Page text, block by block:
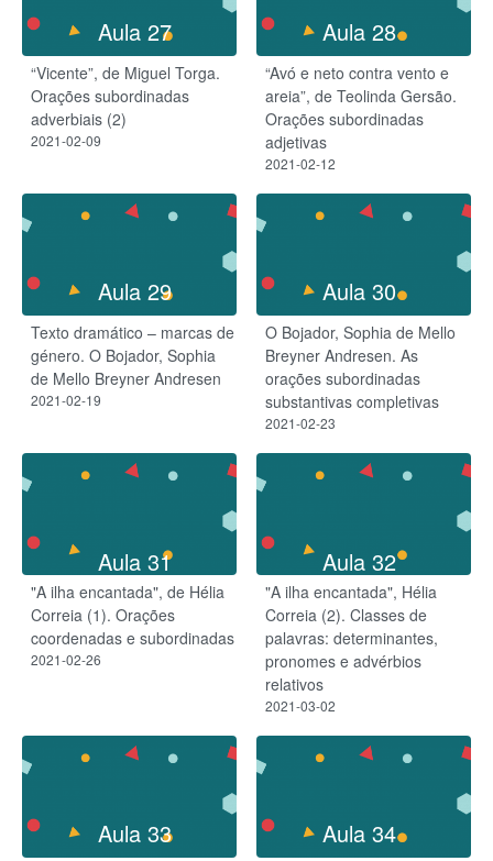
Aula 27
“Vicente”, de Miguel Torga.​
Orações subordinadas
adverbiais (2)
2021-02-09
Aula 28
“Avó e neto contra vento e
areia”, de Teolinda Gersão.​
Orações subordinadas
adjetivas
2021-02-12
Aula 29
Texto dramático – marcas de
género. O Bojador, Sophia
de Mello Breyner Andresen
2021-02-19
Aula 30
O Bojador, Sophia de Mello
Breyner Andresen. As
orações subordinadas
substantivas completivas
2021-02-23
Aula 31
"A ilha encantada", de Hélia
Correia (1).​ Orações
coordenadas e subordinadas
2021-02-26
Aula 32
"A ilha encantada", Hélia
Correia (2). Classes de
palavras: determinantes,
pronomes e advérbios
relativos
2021-03-02
Aula 33 Aula 34